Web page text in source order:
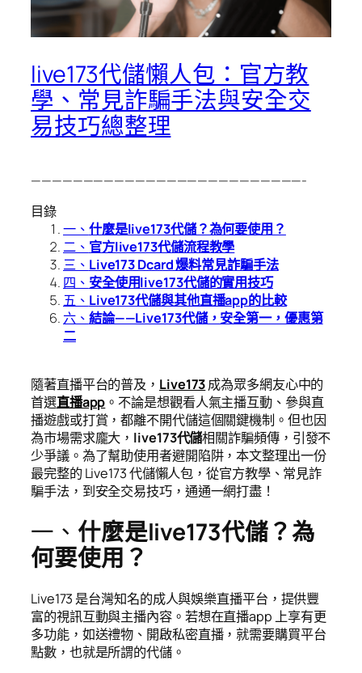
live173代儲懶人包：官方教
學、常見詐騙手法與安全交
易技巧總整理
——————————————————————————-
目錄
一、 什麼是live173代儲？為何要使用？
二、 官方live173代儲流程教學
三、 Live173 Dcard 爆料常見詐騙手法
四、 安全使用live173代儲的實用技巧
五、 Live173代儲與其他直播app的比較
六、 結論——Live173代儲，安全第一，優惠第
二
隨著直播平台的普及， Live173成為眾多網友心中的
首選直播app 。不論是想觀看人氣主播互動、參與直
播遊戲或打賞，都離不開代儲這個關鍵機制。但也因
為市場需求龐大， live173代儲相關詐騙頻傳，引發不
少爭議。為了幫助使用者避開陷阱，本文整理出一份
最完整的 Live173 代儲懶人包，從官方教學、常見詐
騙手法，到安全交易技巧，通通一網打盡！
一、 什麼是live173代儲？為
何要使用？
Live173 是台灣知名的成人與娛樂直播平台，提供豐
富的視訊互動與主播內容。若想在直播app 上享有更
多功能，如送禮物、開啟私密直播，就需要購買平台
點數，也就是所謂的代儲。